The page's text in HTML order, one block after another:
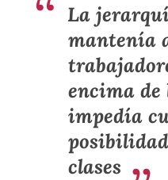
La
mantenía
encima de
impedía
clases